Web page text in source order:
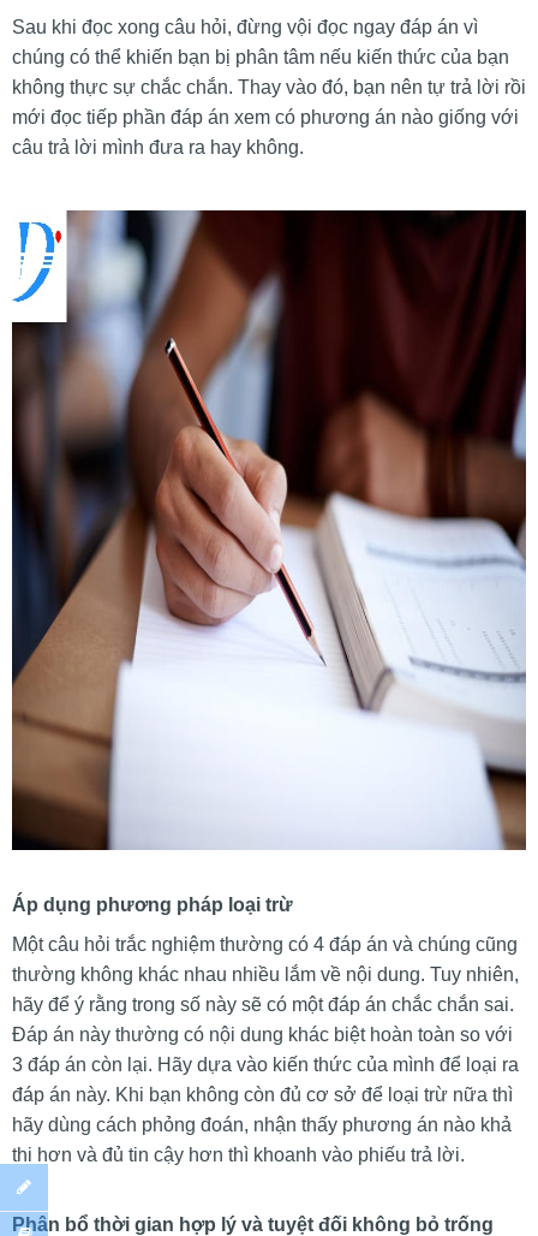
Sau khi đọc xong câu hỏi, đừng vội đọc ngay đáp án vì
chúng có thể khiến bạn bị phân tâm nếu kiến thức của bạn
không thực sự chắc chắn. Thay vào đó, bạn nên tự trả lời rồi
mới đọc tiếp phần đáp án xem có phương án nào giống với
câu trả lời mình đưa ra hay không.
Áp dụng phương pháp loại trừ
Một câu hỏi trắc nghiệm thường có 4 đáp án và chúng cũng
thường không khác nhau nhiều lắm về nội dung. Tuy nhiên,
hãy để ý rằng trong số này sẽ có một đáp án chắc chắn sai.
Đáp án này thường có nội dung khác biệt hoàn toàn so với
3 đáp án còn lại. Hãy dựa vào kiến thức của mình để loại ra
đáp án này. Khi bạn không còn đủ cơ sở để loại trừ nữa thì
hãy dùng cách phỏng đoán, nhận thấy phương án nào khả
thi hơn và đủ tin cậy hơn thì khoanh vào phiếu trả lời.
Phân bổ thời gian hợp lý và tuyệt đối không bỏ trống